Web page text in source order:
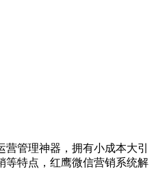
营管理神器，拥有小成本大引
等特点，红鹰微信营销系统解